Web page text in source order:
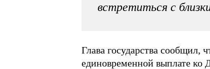
встретиться с
Глава государства сообщил,
единовременной выплате